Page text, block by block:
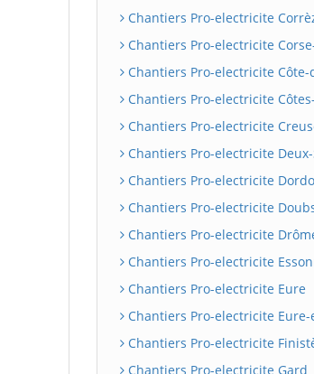
Chantiers Pro-electricite
Chantiers Pro-electricite
Chantiers Pro-electricite Côte-
Chantiers Pro-electricite
Chantiers Pro-electricite
Chantiers Pro-electricite Deux-
Chantiers Pro-electricite
Chantiers Pro-electricite
Chantiers Pro-electricite
Chantiers Pro-electricite
Chantiers Pro-electricite Eure
Chantiers Pro-electricite
Chantiers Pro-electricite
Chantiers Pro-electricite Gard